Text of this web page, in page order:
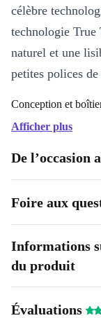
célèbre
technologie True
naturel et une
petites polices de
Conception et
Le trackpad
clavier possède
assure plus de
nettement plus
de seulement 1
Technologie moderne
Avec l’Intel
Afficher plus
De l’occasion
Foire aux
Informations
du produit
Évaluations